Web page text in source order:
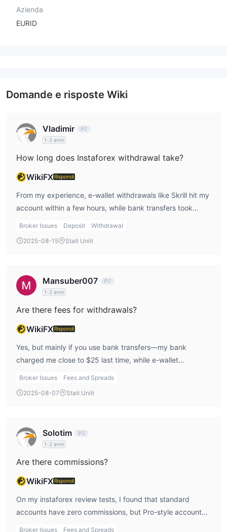
Azienda
EURID
Domande e risposte Wiki
Vladimir
1-2 anni
How long does Instaforex withdrawal take?
WikiFX Rispondi
From my experience, e-wallet withdrawals like Skrill hit my
account within a few hours, while bank transfers took
Broker Issues Deposit
Withdrawal
2025-08-15
Stati Uniti
Mansuber007
1-2 anni
Are there fees for withdrawals?
WikiFX Rispondi
Yes, but mainly if you use bank transfers—my bank
charged me close to $25 last time, while e-wallet
should watch for.
Broker Issues
Fees and Spreads
2025-08-07
Stati Uniti
Solotim
1-2 anni
Are there commissions?
WikiFX Rispondi
On my instaforex review tests, I found that standard
accounts have zero commissions, but Pro-style accounts
Broker Issues Fees and Spreads